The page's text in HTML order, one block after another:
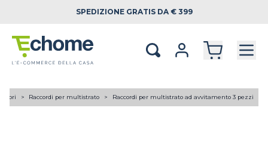
SPEDIZIONE GRATIS DA € 399
Raccordi per multistrato Raccordi per multistrato ad avvitamento 3 pezzi